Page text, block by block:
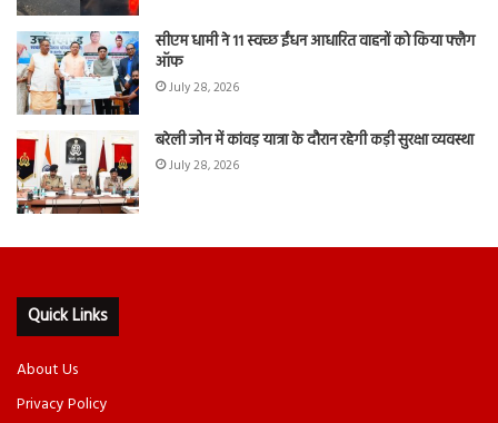
सीएम धामी ने 11 स्वच्छ ईंधन आधारित वाहनों को किया फ्लैग
ऑफ
July 28, 2026
बरेली जोन में कांवड़ यात्रा के दौरान रहेगी कड़ी सुरक्षा व्यवस्था
July 28, 2026
Quick Links
About Us
Privacy Policy